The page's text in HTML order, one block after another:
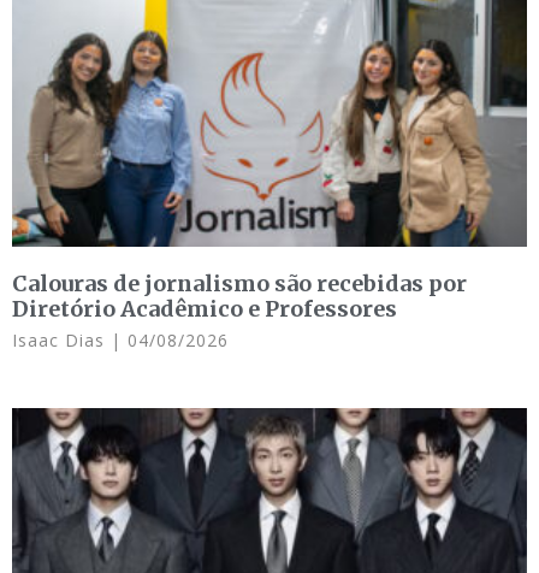
Calouras de jornalismo são recebidas por
Diretório Acadêmico e Professores
Isaac Dias 04/08/2026